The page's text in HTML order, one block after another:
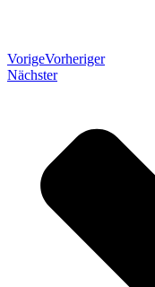
VorigeVorheriger
Nächster